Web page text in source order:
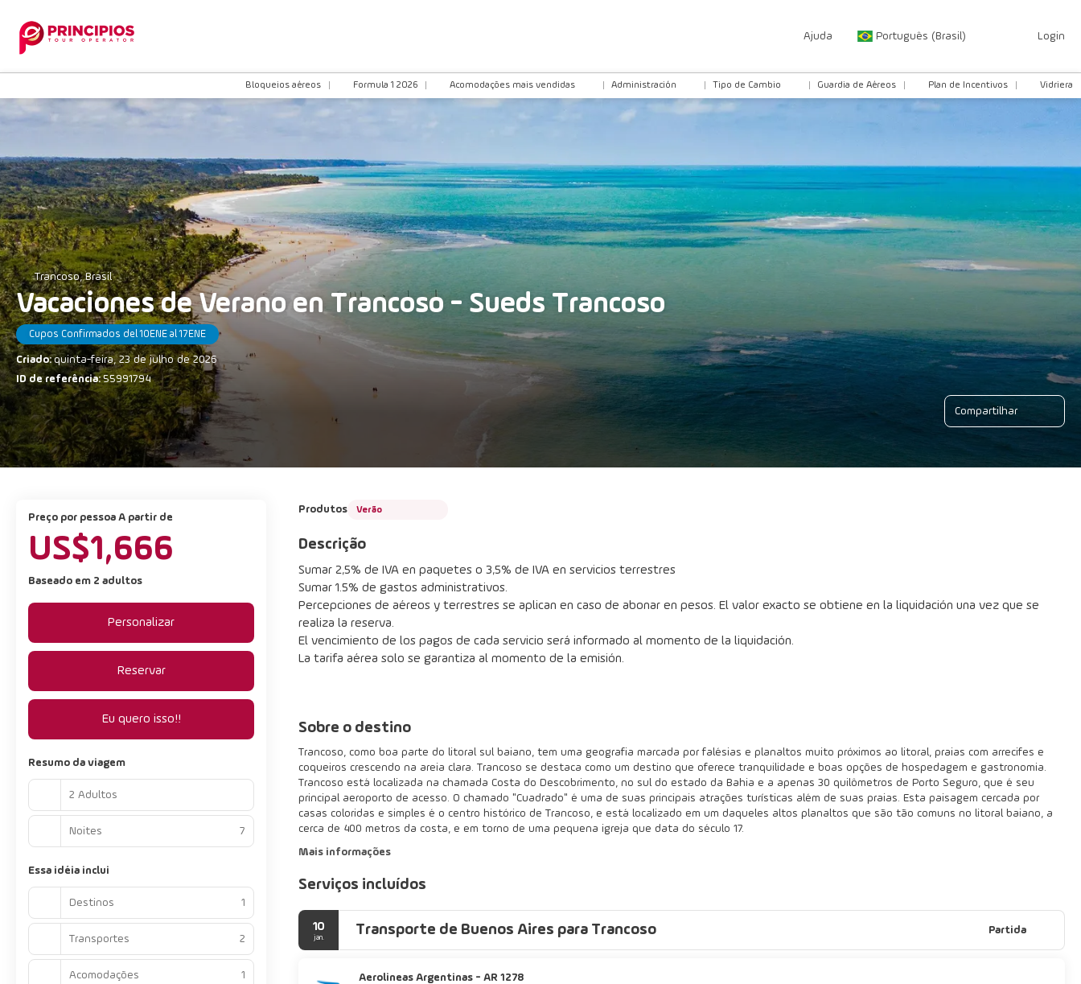
Ajuda Português (Brasil) Login
Bloqueios aéreos Formula 1 2026 Acomodações mais vendidas Administración Tipo de Cambio Guardia de Aéreos Plan de Incentivos Vidriera
Trancoso, Brasil
Vacaciones de Verano en Trancoso - Sueds Trancoso
Cupos Confirmados del 10ENE al 17ENE
Criado:quinta-feira, 23 de julho de 2026
ID de referência:55991794
Compartilhar
Produtos Verão
Descrição
Sumar 2,5% de IVA en paquetes o 3,5% de IVA en servicios terrestres
Sumar 1.5% de gastos administrativos.
Percepciones de aéreos y terrestres se aplican en caso de abonar en pesos. El valor exacto se obtiene en la liquidación una vez que se
realiza la reserva.
El vencimiento de los pagos de cada servicio será informado al momento de la liquidación.
La tarifa aérea solo se garantiza al momento de la emisión.
Sobre o destino
Trancoso, como boa parte do litoral sul baiano, tem uma geografia marcada por falésias e planaltos muito próximos ao litoral, praias com arrecifes e
coqueiros crescendo na areia clara. Trancoso se destaca como um destino que oferece tranquilidade e boas opções de hospedagem e gastronomia.
Trancoso está localizada na chamada Costa do Descobrimento, no sul do estado da Bahia e a apenas 30 quilômetros de Porto Seguro, que é seu
principal aeroporto de acesso. O chamado "Cuadrado" é uma de suas principais atrações turísticas além de suas praias. Esta paisagem cercada por
casas coloridas e simples é o centro histórico de Trancoso, e está localizado em um daqueles altos planaltos que são tão comuns no litoral baiano, a
cerca de 400 metros da costa, e em torno de uma pequena igreja que data do século 17.
Mais informações
Serviços incluídos
10
jan. Transporte de Buenos Aires para Trancoso Partida
Aerolineas Argentinas - AR 1278
preço por pessoa A partir de
US$1,666
Baseado em 2 adultos
Personalizar
Reservar
Eu quero isso!!
Resumo da viagem
2 Adultos
Noites 7
Essa idéia inclui
Destinos 1
Transportes 2
Acomodações 1